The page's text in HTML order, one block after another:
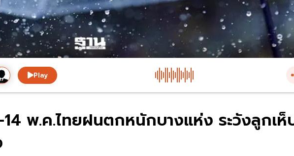
Play
พ.ค.ไทยฝนตกหนักบางแห่ง ระวังลูกเห็